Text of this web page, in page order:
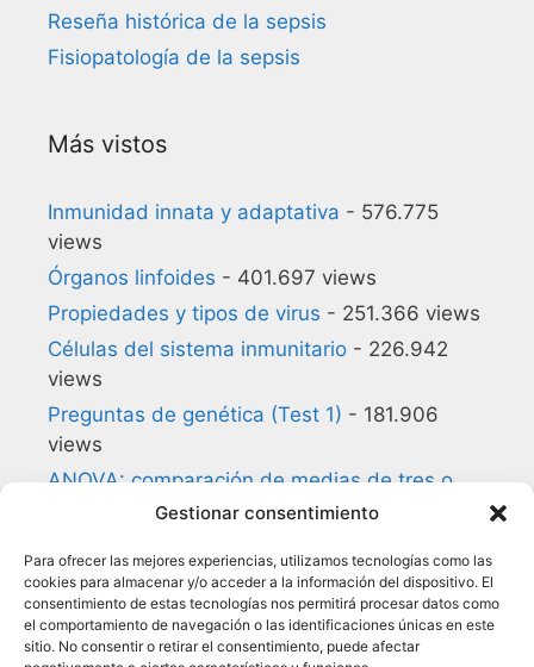
Gestionar consentimiento
Para ofrecer las mejores experiencias, utilizamos tecnologías como las
cookies para almacenar y/o acceder a la información del dispositivo. El
consentimiento de estas tecnologías nos permitirá procesar datos como
el comportamiento de navegación o las identificaciones únicas en este
sitio. No consentir o retirar el consentimiento, puede afectar
Reseña histórica de la sepsis
Fisiopatología de la sepsis
Más vistos
Inmunidad innata y adaptativa - 576.775
views
Órganos linfoides - 401.697 views
Propiedades y tipos de virus - 251.366 views
Células del sistema inmunitario - 226.942
views
Preguntas de genética (Test 1) - 181.906
views
ANOVA: comparación de medias de tres o
más grupos- 180.857 views
140.168 views
Glosario de Inmunología- 134.954 views
Citocinas- 118.050 views